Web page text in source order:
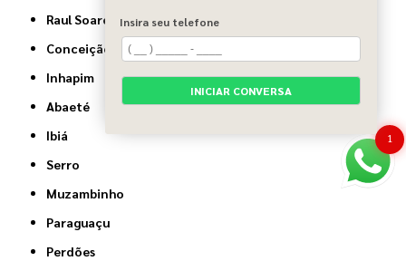
Raul Soares
Conceição do Mato Dentro
Inhapim
Abaeté
Ibiá
Serro
Muzambinho
Paraguaçu
Perdões
1
Insira seu telefone
INICIAR CONVERSA